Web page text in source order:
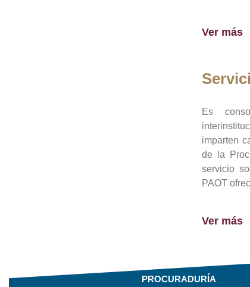
Ver más
Es
imparten
de la
servicio
PAOT
Ver más
PROCURADURÍA